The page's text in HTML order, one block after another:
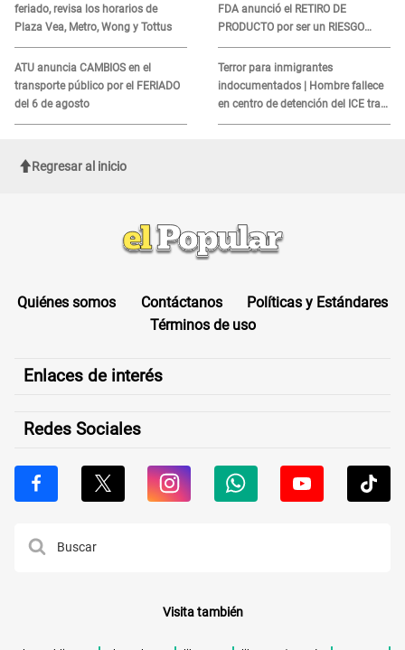
feriado, revisa los horarios de
Plaza Vea, Metro, Wong y Tottus
ATU anuncia CAMBIOS en el
transporte público por el FERIADO
del 6 de agosto
FDA anunció el RETIRO DE
PRODUCTO por ser un RIESGO
MORTAL para consumidores: ¿Cuál
es?
Terror para inmigrantes
indocumentados | Hombre fallece
en centro de detención del ICE tras
sufrir una "emergencia médica"
Regresar al inicio
Quiénes somos Contáctanos
Políticas y Estándares
Términos de uso
Enlaces de interés
Redes Sociales
Visita también